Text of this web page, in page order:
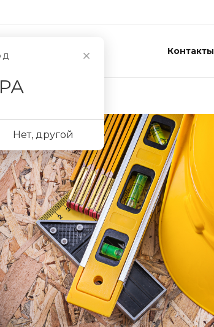
Нет, другой
О компании Контакты